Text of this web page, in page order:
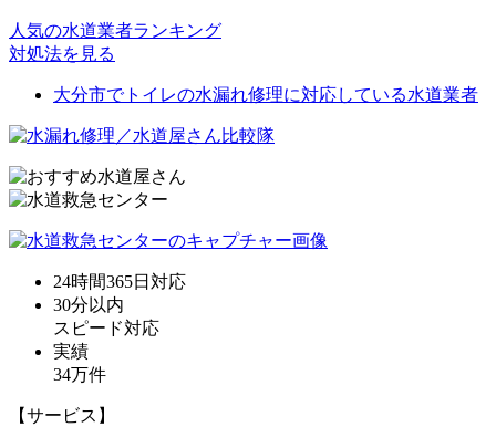
人気の水道業者ランキング
対処法を見る
大分市でトイレの水漏れ修理に対応している水道業者
24時間365日 対応
30分 以内
スピード対応
実績
34万件
【サービス】